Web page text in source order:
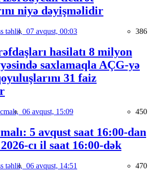
niyə dəyişməlidir
təhlil, 07 avqust, 00:03 386
hasilatı 8 milyon
saxlamaqla AÇG-yə
31 faiz
06 avqust, 15:09 450
5 avqust saat 16:00-dan
cı il saat 16:00-dək
təhlil, 06 avqust, 14:51 470